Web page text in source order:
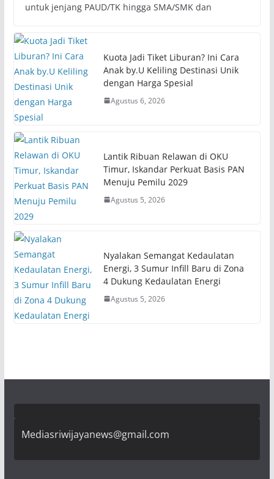
untuk jenjang PAUD/TK hingga SMA/SMK dan
Kuota Jadi Tiket Liburan? Ini Cara
Anak by.U Keliling Destinasi Unik
dengan Harga Spesial
Agustus 6, 2026
Lantik Ribuan Relawan di OKU
Timur, Iskandar Perkuat Basis PAN
Menuju Pemilu 2029
Agustus 5, 2026
Nyalakan Semangat Kedaulatan
Energi, 3 Sumur Infill Baru di Zona
4 Dukung Kedaulatan Energi
Agustus 5, 2026
Mediasriwijayanews@gmail.com